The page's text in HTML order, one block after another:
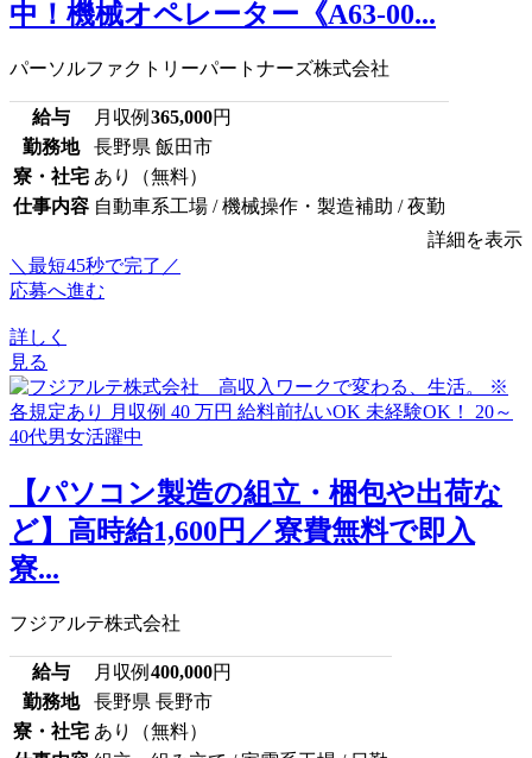
中！機械オペレーター《A63-00...
パーソルファクトリーパートナーズ株式会社
給与 月収例 365,000円
勤務地
長野県 飯田市
寮・社宅 あり（無料）
仕事内容 自動車系工場 / 機械操作・製造補助 / 夜勤
詳細を表示
＼最短45秒で完了／
応募へ進む
詳しく
見る
【パソコン製造の組立・梱包や出荷な
ど】高時給1,600円／寮費無料で即入
寮...
フジアルテ株式会社
給与 月収例 400,000円
勤務地
長野県 長野市
寮・社宅 あり（無料）